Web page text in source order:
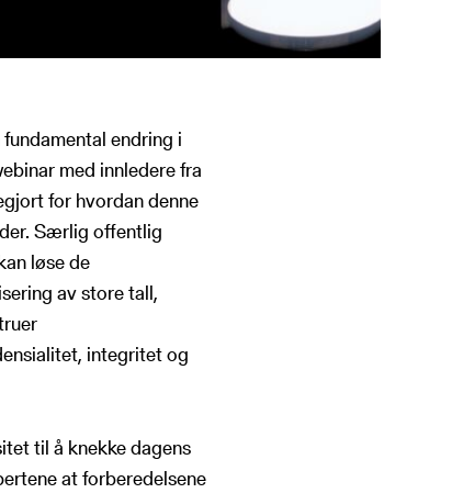
endring i
med innledere fra
for hvordan denne
Særlig offentlig
løse de
av store tall,
integritet og
til å knekke dagens
at forberedelsene